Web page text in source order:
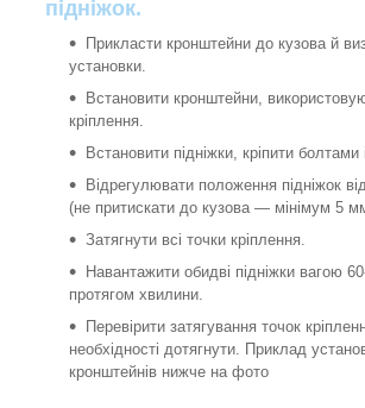
підніжок.
Прикласти кронштейни до кузова й
установки.
Встановити кронштейни,
кріплення.
Встановити підніжки, кріпити болтами
Відрегулювати положення підніжок
(не притискати до кузова ― мінімум 5
Затягнути всі точки кріплення.
Навантажити обидві підніжки вагою
протягом хвилини.
Перевірити затягування точок
необхідності дотягнути. Приклад
кронштейнів нижче на фото